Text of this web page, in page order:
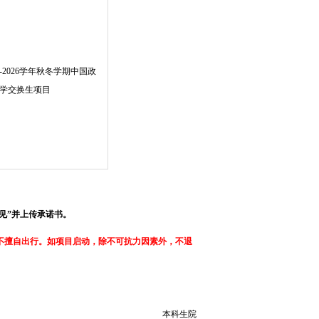
2026学年秋冬学期中国政
交换生项目
”并上传承诺书。
自出行。如项目启动，除不可抗力因素外，不退
本科生院